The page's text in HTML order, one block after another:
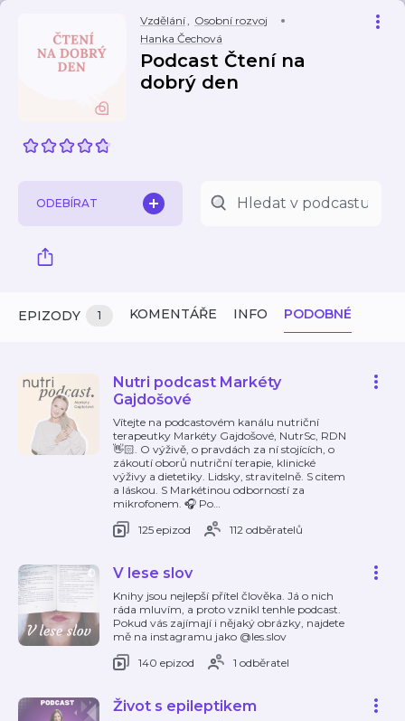
Vzdělání, Osobní rozvoj
Hanka Čechová
Podcast Čtení na
dobrý den
ODEBÍRAT
EPIZODY 1 KOMENTÁŘE INFO PODOBNÉ
Nutri podcast Markéty
Gajdošové
Vítejte na podcastovém kanálu nutriční
terapeutky Markéty Gajdošové, NutrSc, RDN
👋🏻. O výživě, o pravdách za ní stojících, o
zákoutí oborů nutriční terapie, klinické
výživy a dietetiky. Lidsky, stravitelně. S citem
a láskou. S Markétinou odborností za
mikrofonem. 🎧 Po…
125 epizod
112 odběratelů
V lese slov
Knihy jsou nejlepší přítel člověka. Já o nich
ráda mluvím, a proto vznikl tenhle podcast.
Pokud vás zajímají i nějaký obrázky, najdete
mě na instagramu jako @les.slov
140 epizod
1 odběratel
Život s epileptikem